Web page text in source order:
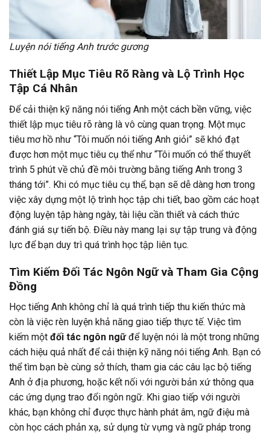
Luyện nói tiếng Anh trước gương
Thiết Lập Mục Tiêu Rõ Ràng và Lộ Trình Học
Tập Cá Nhân
Để cải thiện kỹ năng nói tiếng Anh một cách bền vững, việc
thiết lập mục tiêu rõ ràng là vô cùng quan trọng. Một mục
tiêu mơ hồ như “Tôi muốn nói tiếng Anh giỏi” sẽ khó đạt
được hơn một mục tiêu cụ thể như “Tôi muốn có thể thuyết
trình 5 phút về chủ đề môi trường bằng tiếng Anh trong 3
tháng tới”. Khi có mục tiêu cụ thể, bạn sẽ dễ dàng hơn trong
việc xây dựng một lộ trình học tập chi tiết, bao gồm các hoạt
động luyện tập hàng ngày, tài liệu cần thiết và cách thức
đánh giá sự tiến bộ. Điều này mang lại sự tập trung và động
lực để bạn duy trì quá trình học tập liên tục.
Tìm Kiếm Đối Tác Ngôn Ngữ và Tham Gia Cộng
Đồng
Học tiếng Anh không chỉ là quá trình tiếp thu kiến thức mà
còn là việc rèn luyện khả năng giao tiếp thực tế. Việc tìm
kiếm một đối tác ngôn ngữđể luyện nói là một trong những
cách hiệu quả nhất để cải thiện kỹ năng nói tiếng Anh. Bạn có
thể tìm bạn bè cùng sở thích, tham gia các câu lạc bộ tiếng
Anh ở địa phương, hoặc kết nối với người bản xứ thông qua
các ứng dụng trao đổi ngôn ngữ. Khi giao tiếp với người
khác, bạn không chỉ được thực hành phát âm, ngữ điệu mà
còn học cách phản xạ, sử dụng từ vựng và ngữ pháp trong